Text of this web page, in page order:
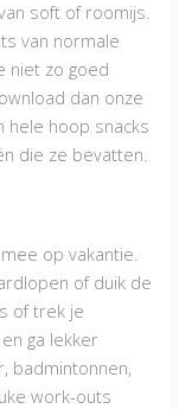
soft of roomijs.
van normale
niet zo goed
dan onze
hele hoop snacks
die ze bevatten.
op vakantie.
of duik de
of trek je
ga lekker
badmintonnen,
work-outs